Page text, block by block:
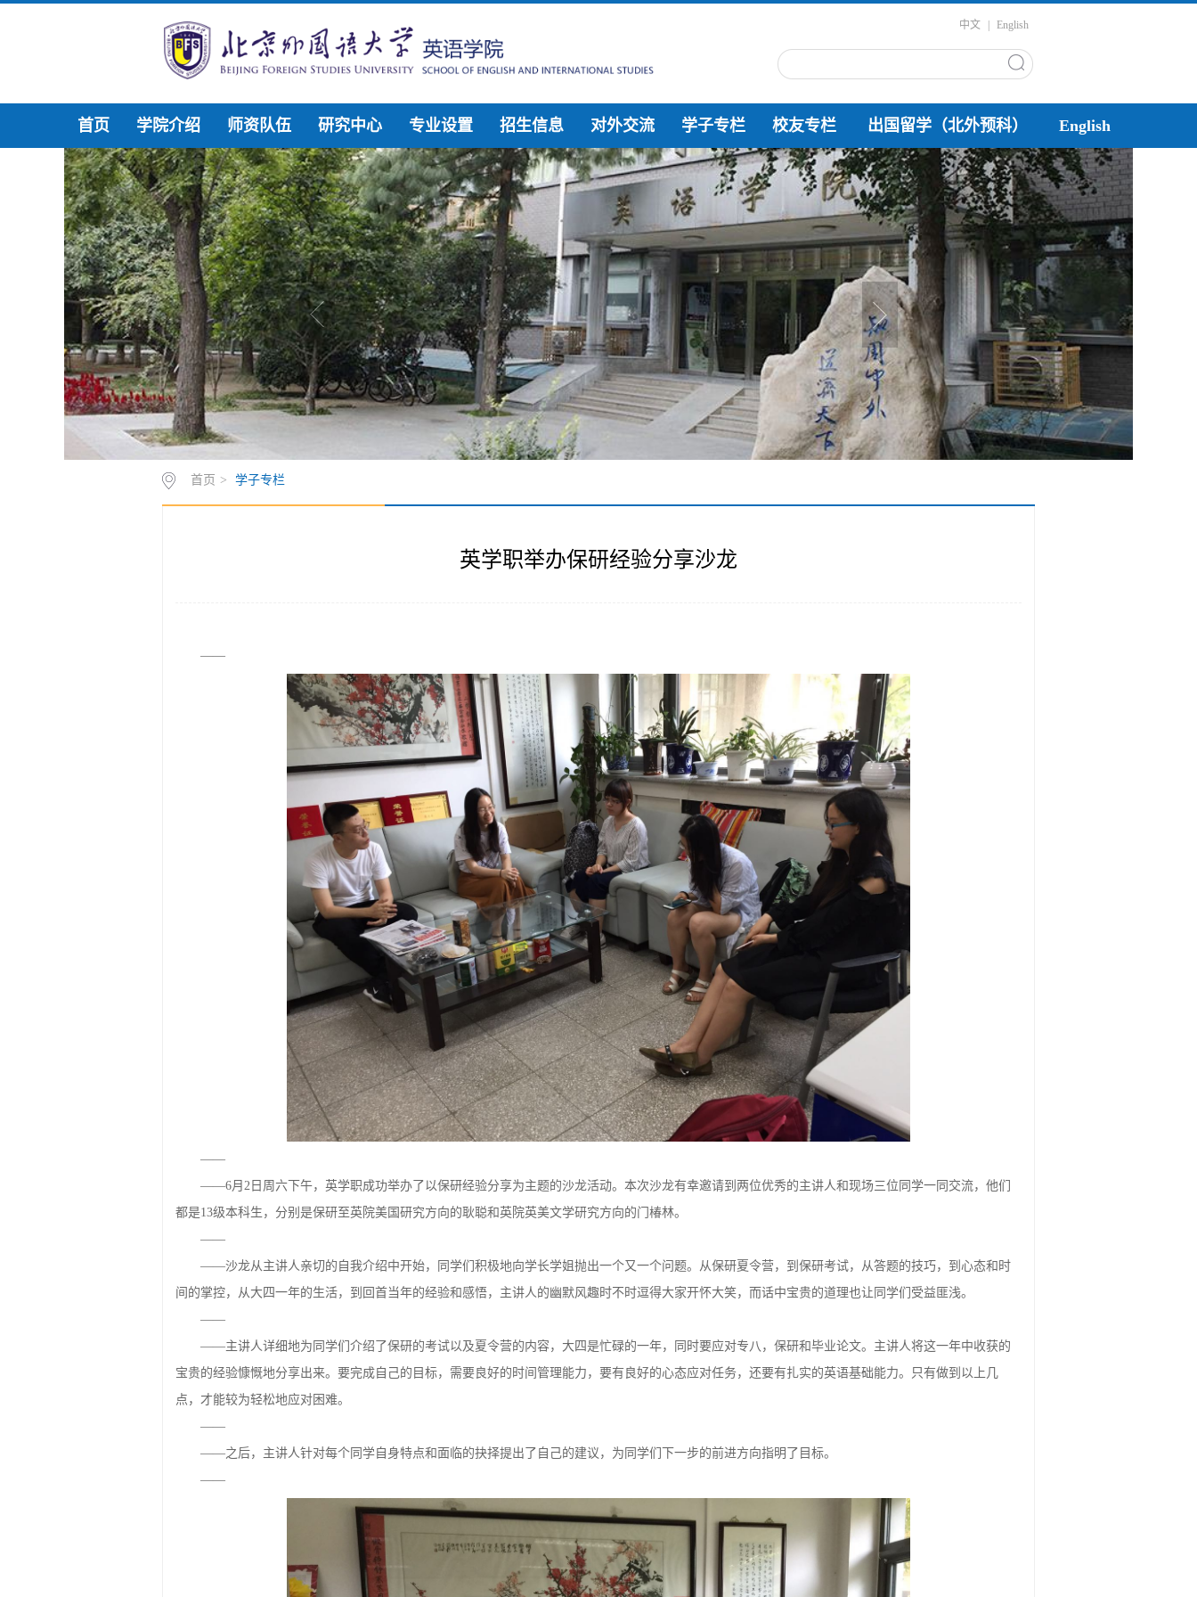
中文 English
首页 学院介绍 师资队伍 研究中心 专业设置 招生信息 对外交流 学子专栏 校友专栏 出国留学（北外预科） English
首页 > 学子专栏
英学职举办保研经验分享沙龙
——
——
——6月2日周六下午，英学职成功举办了以保研经验分享为主题的沙龙活动。本次沙龙有幸邀请到两位优秀的主讲人和现场三位同学一同交流，他们
都是13级本科生，分别是保研至英院美国研究方向的耿聪和英院英美文学研究方向的门椿林。
——
——沙龙从主讲人亲切的自我介绍中开始，同学们积极地向学长学姐抛出一个又一个问题。从保研夏令营，到保研考试，从答题的技巧，到心态和时
间的掌控，从大四一年的生活，到回首当年的经验和感悟，主讲人的幽默风趣时不时逗得大家开怀大笑，而话中宝贵的道理也让同学们受益匪浅。
——
——主讲人详细地为同学们介绍了保研的考试以及夏令营的内容，大四是忙碌的一年，同时要应对专八，保研和毕业论文。主讲人将这一年中收获的
宝贵的经验慷慨地分享出来。要完成自己的目标，需要良好的时间管理能力，要有良好的心态应对任务，还要有扎实的英语基础能力。只有做到以上几
点，才能较为轻松地应对困难。
——
——之后，主讲人针对每个同学自身特点和面临的抉择提出了自己的建议，为同学们下一步的前进方向指明了目标。
——